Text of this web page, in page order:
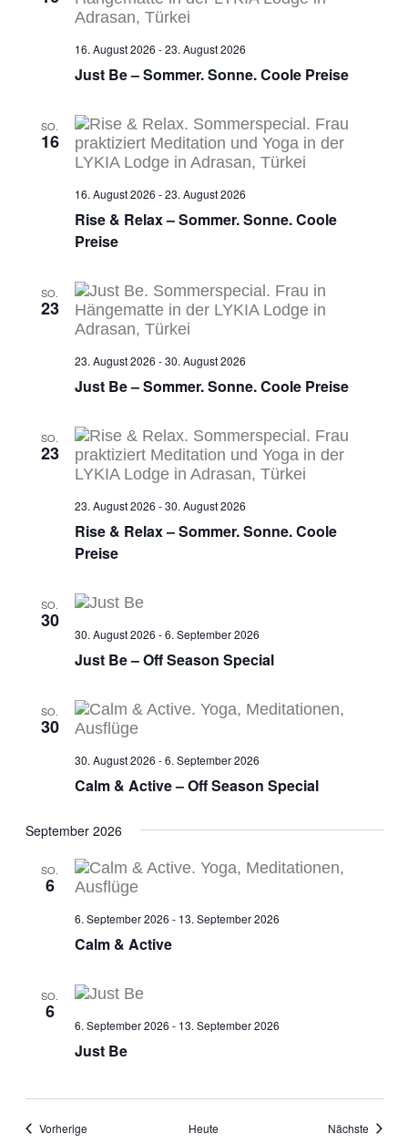
Just Be – Sommer. Sonne. Coole Preise
16. August 2026 -23. August 2026
SO.
16
Rise & Relax – Sommer. Sonne. Coole
Preise
16. August 2026 -23. August 2026
SO.
23
Just Be – Sommer. Sonne. Coole Preise
23. August 2026 -30. August 2026
SO.
23
Rise & Relax – Sommer. Sonne. Coole
Preise
23. August 2026 -30. August 2026
SO.
30
Just Be – Off Season Special
30. August 2026 -6. September 2026
SO.
30
Calm & Active – Off Season Special
30. August 2026 -6. September 2026
September 2026
SO.
6
Calm & Active
6. September 2026 - 13. September 2026
SO.
6
Just Be
6. September 2026 - 13. September 2026
VorherigeVeranstaltungen Heute Nächste